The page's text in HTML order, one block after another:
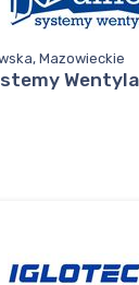
Mazowieckie